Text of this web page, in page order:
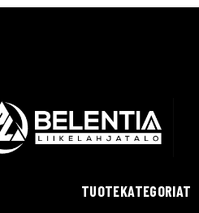
TUOTEKATEGORIAT